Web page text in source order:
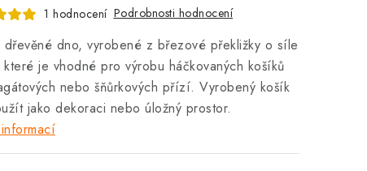
1 hodnocení Podrobnosti hodnocení
dřevěné dno, vyrobené z březové překližky o síle
které je vhodné pro výrobu háčkovaných košíků
nebo šňůrkových přízí. Vyrobený košík
jako dekoraci nebo úložný prostor.